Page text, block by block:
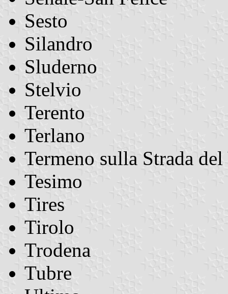
Sesto
Silandro
Sluderno
Stelvio
Terento
Terlano
Termeno sulla Strada
Tesimo
Tires
Tirolo
Trodena
Tubre